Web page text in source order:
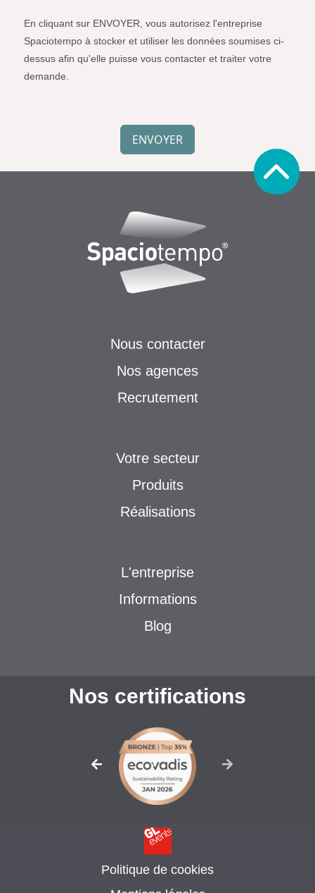
En cliquant sur ENVOYER, vous autorisez l'entreprise
Spaciotempo à stocker et utiliser les données soumises ci-
dessus afin qu'elle puisse vous contacter et traiter votre
demande.
ENVOYER
Nous contacter
Nos agences
Recrutement
Votre secteur
Produits
Réalisations
L'entreprise
Informations
Blog
Nos certifications
Politique de cookies